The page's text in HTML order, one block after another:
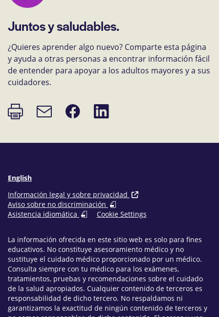
Juntos y saludables.
¿Quieres aprender algo nuevo? Comparte esta página
y ayuda a otras personas a encontrar información fácil
de entender para apoyar a los adultos mayores y a sus
cuidadores.
Imprimir
página
Enlace
de
Compartir
en
Compartir
en
English
Información legal y sobre privacidad
Aviso sobre no discriminación
Asistencia idiomática
Cookie Settings
La información ofrecida en este sitio web es solo para fines
educativos. No constituye asesoramiento médico y no
sustituye el cuidado médico proporcionado por un médico.
Consulta siempre con tu médico para los exámenes,
tratamientos, pruebas y recomendaciones sobre el cuidado
de la salud apropiados. Cualquier contenido de terceros es
responsabilidad de dicho tercero. No respaldamos ni
garantizamos la exactitud de ningún contenido de terceros y